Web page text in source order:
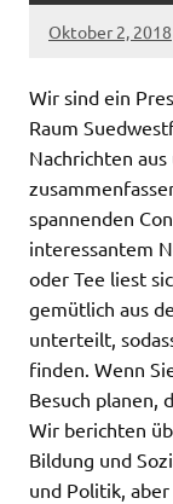
Oktober 2, 2018
Wir sind ein
Raum
Nachrichten
spannenden
interessantem
oder Tee liest
gemütlich aus
unterteilt,
finden. Wenn
Besuch planen,
Wir berichten
Bildung und
und Politik,